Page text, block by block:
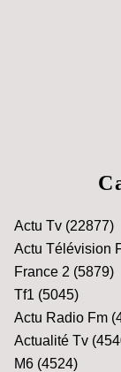
Actu Tv (22877)
Actu Télévision
France 2 (5879)
Tf1 (5045)
Actu Radio Fm
Actualité Tv
M6 (4524)